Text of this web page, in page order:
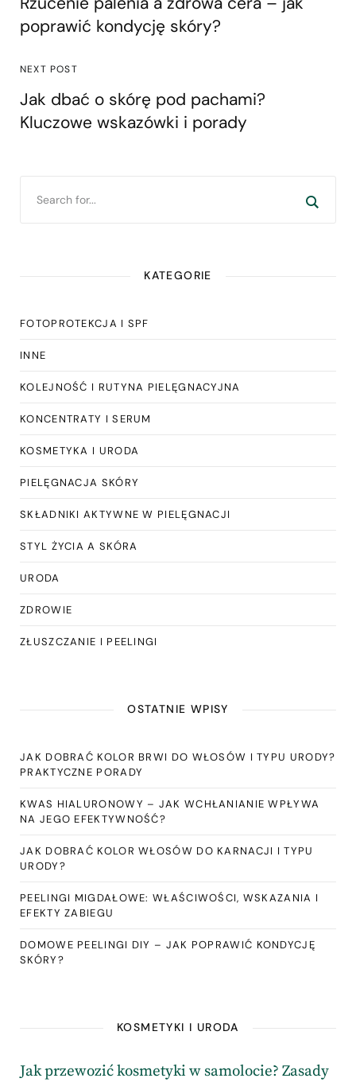
poprawić kondycję skóry?
NEXT POST
Jak dbać o skórę pod pachami?
Kluczowe wskazówki i porady
KATEGORIE
FOTOPROTEKCJA I SPF
INNE
KOLEJNOŚĆ I RUTYNA PIELĘGNACYJNA
KONCENTRATY I SERUM
KOSMETYKA I URODA
PIELĘGNACJA SKÓRY
SKŁADNIKI AKTYWNE W PIELĘGNACJI
STYL ŻYCIA A SKÓRA
URODA
ZDROWIE
ZŁUSZCZANIE I PEELINGI
OSTATNIE WPISY
JAK DOBRAĆ KOLOR BRWI DO WŁOSÓW I TYPU URODY?
PRAKTYCZNE PORADY
KWAS HIALURONOWY – JAK WCHŁANIANIE WPŁYWA
NA JEGO EFEKTYWNOŚĆ?
JAK DOBRAĆ KOLOR WŁOSÓW DO KARNACJI I TYPU
URODY?
PEELINGI MIGDAŁOWE: WŁAŚCIWOŚCI, WSKAZANIA I
EFEKTY ZABIEGU
DOMOWE PEELINGI DIY – JAK POPRAWIĆ KONDYCJĘ
SKÓRY?
KOSMETYKI I URODA
Jak przewozić kosmetyki w samolocie? Zasady